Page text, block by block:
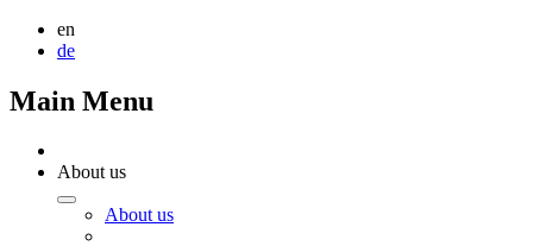
en
de
Main Menu
About us
About us